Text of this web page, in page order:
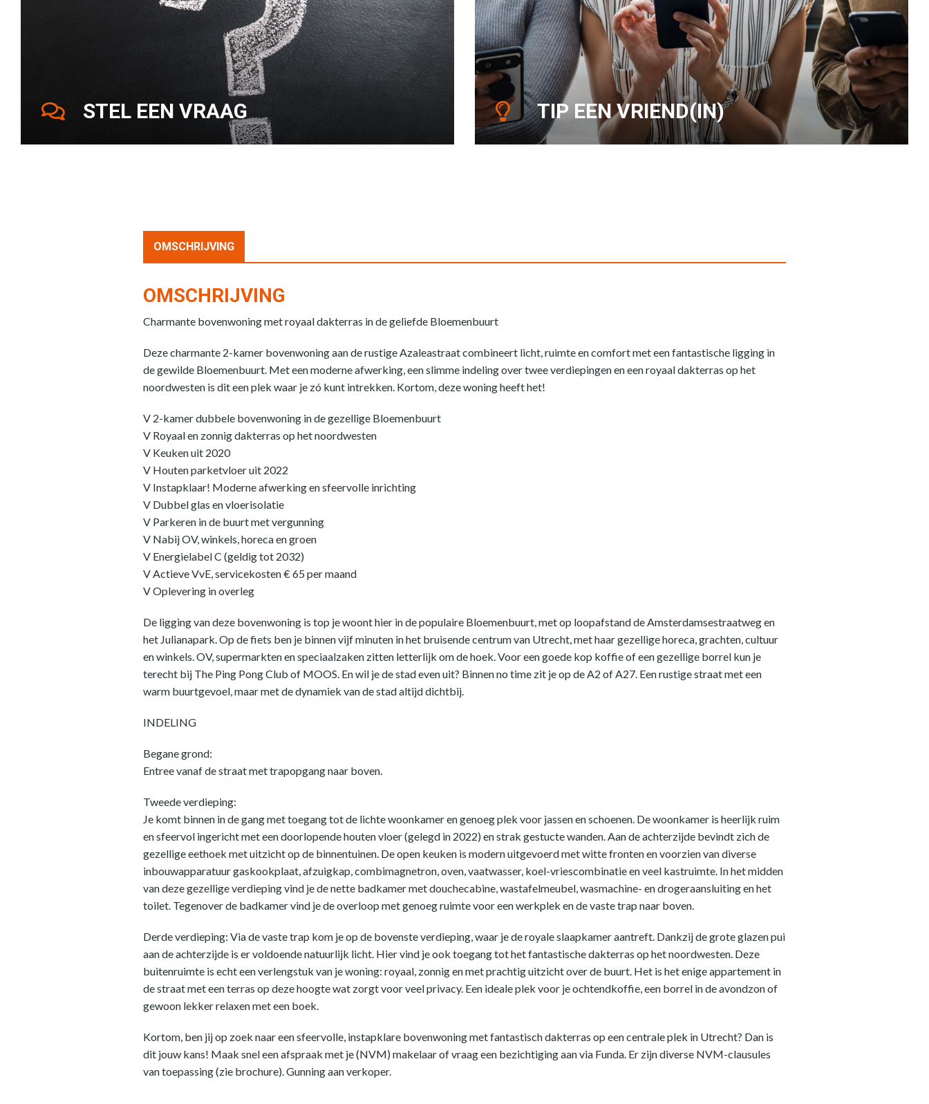
STEL EEN VRAAG TIP EEN VRIEND(IN)
OMSCHRIJVING
OMSCHRIJVING
Charmante bovenwoning met royaal dakterras in de geliefde Bloemenbuurt
Deze charmante 2-kamer bovenwoning aan de rustige Azaleastraat combineert licht, ruimte en comfort met een fantastische ligging in
de gewilde Bloemenbuurt. Met een moderne afwerking, een slimme indeling over twee verdiepingen en een royaal dakterras op het
noordwesten is dit een plek waar je zó kunt intrekken. Kortom, deze woning heeft het!
V 2-kamer dubbele bovenwoning in de gezellige Bloemenbuurt
V Royaal en zonnig dakterras op het noordwesten
V Keuken uit 2020
V Houten parketvloer uit 2022
V Instapklaar! Moderne afwerking en sfeervolle inrichting
V Dubbel glas en vloerisolatie
V Parkeren in de buurt met vergunning
V Nabij OV, winkels, horeca en groen
V Energielabel C (geldig tot 2032)
V Actieve VvE, servicekosten € 65 per maand
V Oplevering in overleg
De ligging van deze bovenwoning is top je woont hier in de populaire Bloemenbuurt, met op loopafstand de Amsterdamsestraatweg en
het Julianapark. Op de fiets ben je binnen vijf minuten in het bruisende centrum van Utrecht, met haar gezellige horeca, grachten, cultuur
en winkels. OV, supermarkten en speciaalzaken zitten letterlijk om de hoek. Voor een goede kop koffie of een gezellige borrel kun je
terecht bij The Ping Pong Club of MOOS. En wil je de stad even uit? Binnen no time zit je op de A2 of A27. Een rustige straat met een
warm buurtgevoel, maar met de dynamiek van de stad altijd dichtbij.
INDELING
Begane grond:
Entree vanaf de straat met trapopgang naar boven.
Tweede verdieping:
Je komt binnen in de gang met toegang tot de lichte woonkamer en genoeg plek voor jassen en schoenen. De woonkamer is heerlijk ruim
en sfeervol ingericht met een doorlopende houten vloer (gelegd in 2022) en strak gestucte wanden. Aan de achterzijde bevindt zich de
gezellige eethoek met uitzicht op de binnentuinen. De open keuken is modern uitgevoerd met witte fronten en voorzien van diverse
inbouwapparatuur gaskookplaat, afzuigkap, combimagnetron, oven, vaatwasser, koel-vriescombinatie en veel kastruimte. In het midden
van deze gezellige verdieping vind je de nette badkamer met douchecabine, wastafelmeubel, wasmachine- en drogeraansluiting en het
toilet. Tegenover de badkamer vind je de overloop met genoeg ruimte voor een werkplek en de vaste trap naar boven.
Derde verdieping: Via de vaste trap kom je op de bovenste verdieping, waar je de royale slaapkamer aantreft. Dankzij de grote glazen pui
aan de achterzijde is er voldoende natuurlijk licht. Hier vind je ook toegang tot het fantastische dakterras op het noordwesten. Deze
buitenruimte is echt een verlengstuk van je woning: royaal, zonnig en met prachtig uitzicht over de buurt. Het is het enige appartement in
de straat met een terras op deze hoogte wat zorgt voor veel privacy. Een ideale plek voor je ochtendkoffie, een borrel in de avondzon of
gewoon lekker relaxen met een boek.
Kortom, ben jij op zoek naar een sfeervolle, instapklare bovenwoning met fantastisch dakterras op een centrale plek in Utrecht? Dan is
dit jouw kans! Maak snel een afspraak met je (NVM) makelaar of vraag een bezichtiging aan via Funda. Er zijn diverse NVM-clausules
van toepassing (zie brochure). Gunning aan verkoper.